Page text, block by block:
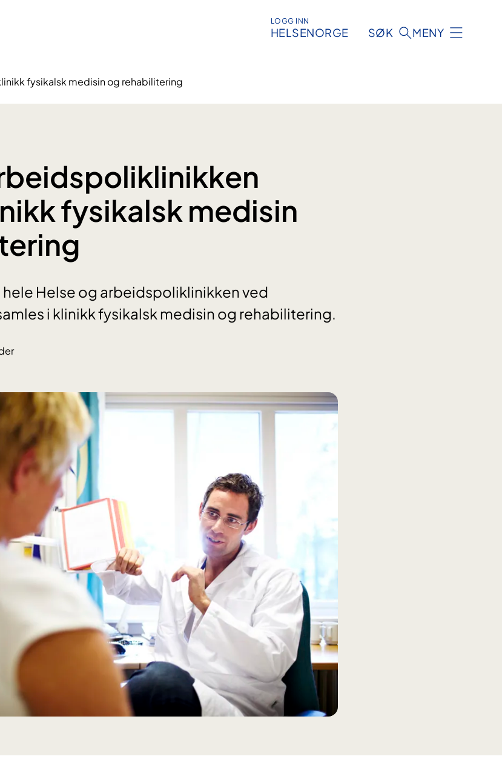
LOGG INN
HELSENORGE SØK MENY
fysikalsk medisin og rehabilitering
fysikalsk medisin
hele Helse og arbeidspoliklinikken ved
i klinikk fysikalsk medisin og rehabilitering.